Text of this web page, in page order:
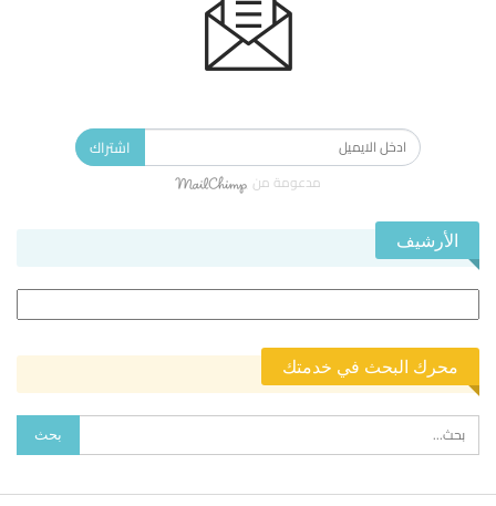
اشتراك
مدعومة من
الأرشيف
محرك البحث في خدمتك